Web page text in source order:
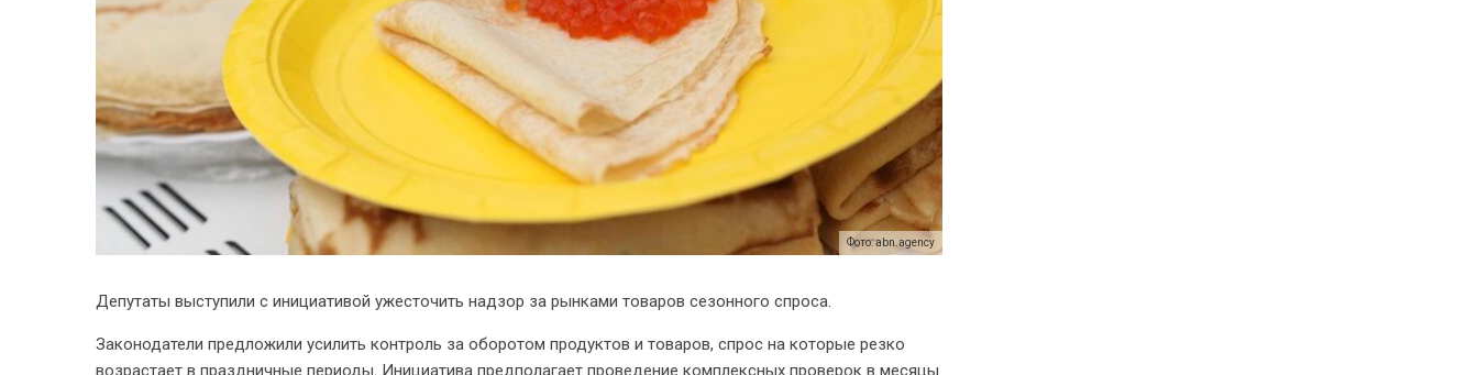
Фото: abn.agency
Депутаты выступили с инициативой ужесточить надзор за рынками товаров сезонного спроса.
Законодатели предложили усилить контроль за оборотом продуктов и товаров, спрос на которые резко
возрастает в праздничные периоды. Инициатива предполагает проведение комплексных проверок в месяцы